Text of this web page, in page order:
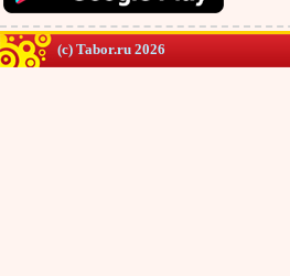
(c) Tabor.ru 2026